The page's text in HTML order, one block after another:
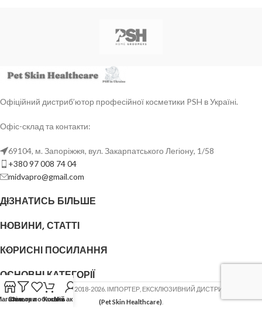
Офіційний дистриб’ютор професійної косметики PSH в Україні.
Офіс-склад та контакти:
69104, м. Запоріжжя, вул. Закарпатського Легіону, 1/58
+380 97 008 74 04
midvapro@gmail.com
ДІЗНАТИСЬ БІЛЬШЕ
НОВИНИ, СТАТТІ
КОРИСНІ ПОСИЛАННЯ
ОСНОВНІ КАТЕГОРІЇ
ФОП ШОВГЕНЮК Ю.В. 2018-2026. ІМПОРТЕР, ЕКСКЛЮЗИВНИЙ ДИСТРИБ'ЮТОР
(Pet Skin Healthcare)
Фільтри
Список побажань
КошикМій акаунт